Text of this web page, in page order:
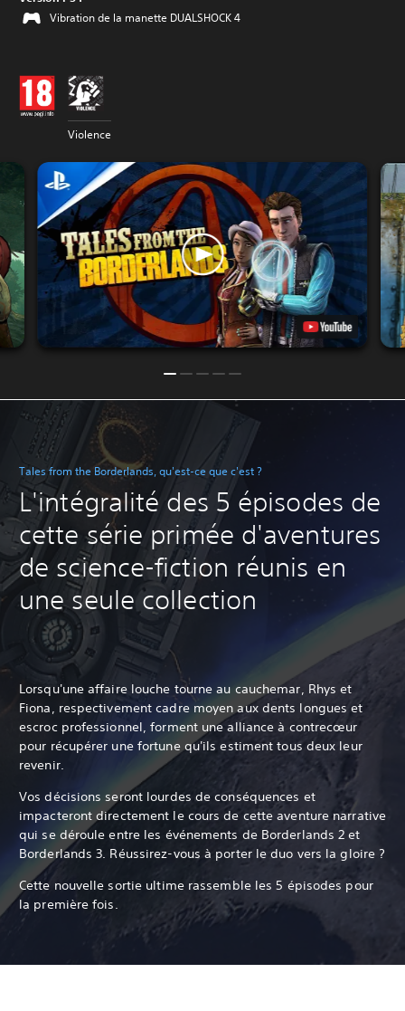
Vibration de la manette DUALSHOCK 4
Violence
Tales from the Borderlands, qu'est-ce que c'est ?
L'intégralité des 5 épisodes de
cette série primée d'aventures
de science-fiction réunis en
une seule collection
Lorsqu'une affaire louche tourne au cauchemar, Rhys et
Fiona, respectivement cadre moyen aux dents longues et
escroc professionnel, forment une alliance à contrecœur
pour récupérer une fortune qu'ils estiment tous deux leur
revenir.
Vos décisions seront lourdes de conséquences et
impacteront directement le cours de cette aventure narrative
qui se déroule entre les événements de Borderlands 2 et
Borderlands 3. Réussirez-vous à porter le duo vers la gloire ?
Cette nouvelle sortie ultime rassemble les 5 épisodes pour
la première fois.